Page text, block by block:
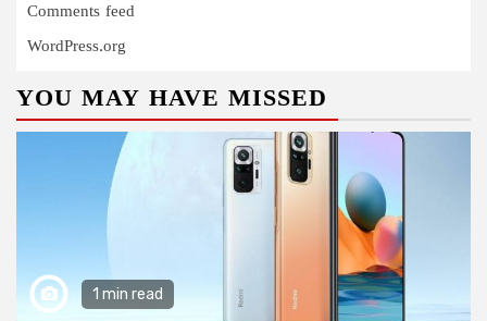
Comments feed
WordPress.org
YOU MAY HAVE MISSED
1 min read